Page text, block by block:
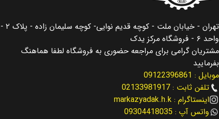
مناسب برای سانتافه Santafe
مناسب برای سال
2013 – 2016
اصالت کالا اصلی
مناسب برای
تهران - خیابان ملت - کوچه قدیم نوایی- کوچه سلیمان زاده - پلاک ۲ -
واحد ۶ - فروشگاه مرکز یدک
مشتریان گرامی برای مراجعه حضوری به فروشگاه لطفا هماهنگ
بفرمایید
موبایل : 09122396861
تلفن ثابت : 02133981917
اینستاگرام : markazyadak.h.k
واتس آپ : 09304418035